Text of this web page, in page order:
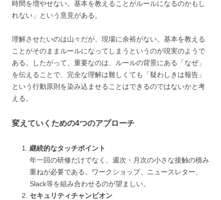
時間を増やせない。基本を教えることがルールになるのかもし
れない」という意見がある。
理解させたいのは山々だが、現場に余裕がない。基本を教える
ことがそのままルールになってしまうというのが現実のようで
ある。したがって、重要なのは、ルールの背景にある「なぜ」
を伝えることで、完全な理解は難しくても「疑わしきは報告」
という行動原則を染み込ませることはできるのではないかと考
える。
変えていくための4つのアプローチ
継続的なタッチポイント
年一回の研修だけでなく、週次・月次の小さな接触の積み
重ねが必要である。ワークショップ、ニュースレター、
Slack等を組み合わせるのが望ましい。
セキュリティチャンピオン